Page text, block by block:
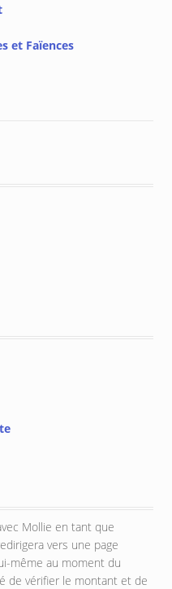
et Faïences
Mollie en tant que
vers une page
même au moment du
de vérifier le montant et de